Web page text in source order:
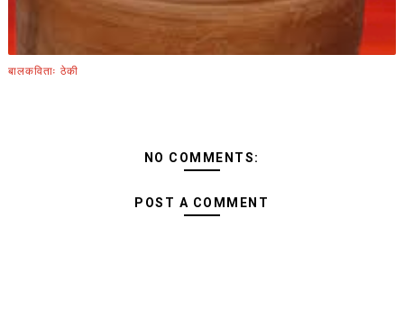
बालकविताः ठेकी
NO COMMENTS:
POST A COMMENT